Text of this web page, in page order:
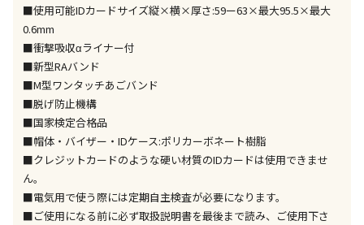
お見積商品です。金額・施工日はお打ち合わせの上、
決定となります。
お見積商品です。金額・施工日はお打ち合わせの上、
■使用可能IDカードサイズ縦×横×厚さ:59ー63×最大95.5×最大
0.6mm
■衝撃吸収αライナー付
■新型RAバンド
■M型ワンタッチあごバンド
■脱げ防止機構
■国家検定合格品
■帽体・バイザー・IDケース:ポリカーボネート樹脂
■クレジットカードのような硬い材質のIDカードは使用できませ
ん。
■電気用で使う際には定期自主検査が必要になります。
■ご使用になる前に必ず取扱説明書を最後まで読み、ご使用下さ